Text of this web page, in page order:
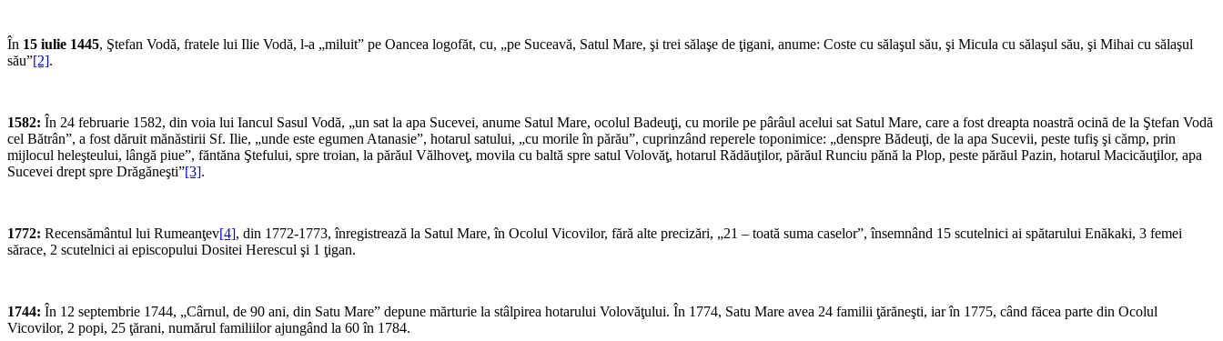
În 15 iulie 1445, Ştefan Vodă, fratele lui Ilie Vodă, l-a „miluit” pe Oancea logofăt, cu, „pe Suceavă, Satul Mare, şi trei sălaşe de ţigani, anume: Coste cu sălaşul său, şi Micula cu sălaşul său, şi Mihai cu sălaşul
său”[2].
1582: În 24 februarie 1582, din voia lui Iancul Sasul Vodă, „un sat la apa Sucevei, anume Satul Mare, ocolul Badeuţi, cu morile pe pârâul acelui sat Satul Mare, care a fost dreapta noastră ocină de la Ştefan Vodă
cel Bătrân”, a fost dăruit mănăstirii Sf. Ilie, „unde este egumen Atanasie”, hotarul satului, „cu morile în părău”, cuprinzând reperele toponimice: „denspre Bădeuţi, de la apa Sucevii, peste tufiş şi cămp, prin
mijlocul heleşteului, lângă piue”, făntăna Ştefului, spre troian, la părăul Vălhoveţ, movila cu baltă spre satul Volovăţ, hotarul Rădăuţilor, părăul Runciu pănă la Plop, peste părăul Pazin, hotarul Macicăuţilor, apa
Sucevei drept spre Drăgăneşti”[3].
1772: Recensământul lui Rumeanţev[4], din 1772-1773, înregistrează la Satul Mare, în Ocolul Vicovilor, fără alte precizări, „21 – toată suma caselor”, însemnând 15 scutelnici ai spătarului Enăkaki, 3 femei
sărace, 2 scutelnici ai episcopului Dositei Herescul şi 1 ţigan.
1744: În 12 septembrie 1744, „Cârnul, de 90 ani, din Satu Mare” depune mărturie la stâlpirea hotarului Volovăţului. În 1774, Satu Mare avea 24 familii ţărăneşti, iar în 1775, când făcea parte din Ocolul
Vicovilor, 2 popi, 25 ţărani, numărul familiilor ajungând la 60 în 1784.